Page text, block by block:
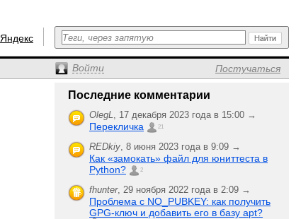
Яндекс
Войти Постучаться
Последние комментарии
OlegL, 17 декабря 2023 года в 15:00 →
Перекличка 21
REDkiy, 8 июня 2023 года в 9:09 →
Как «замокать» файл для юниттеста в
Python?
2
fhunter, 29 ноября 2022 года в 2:09 →
Проблема с NO_PUBKEY: как получить
GPG-ключ и добавить его в базу apt?